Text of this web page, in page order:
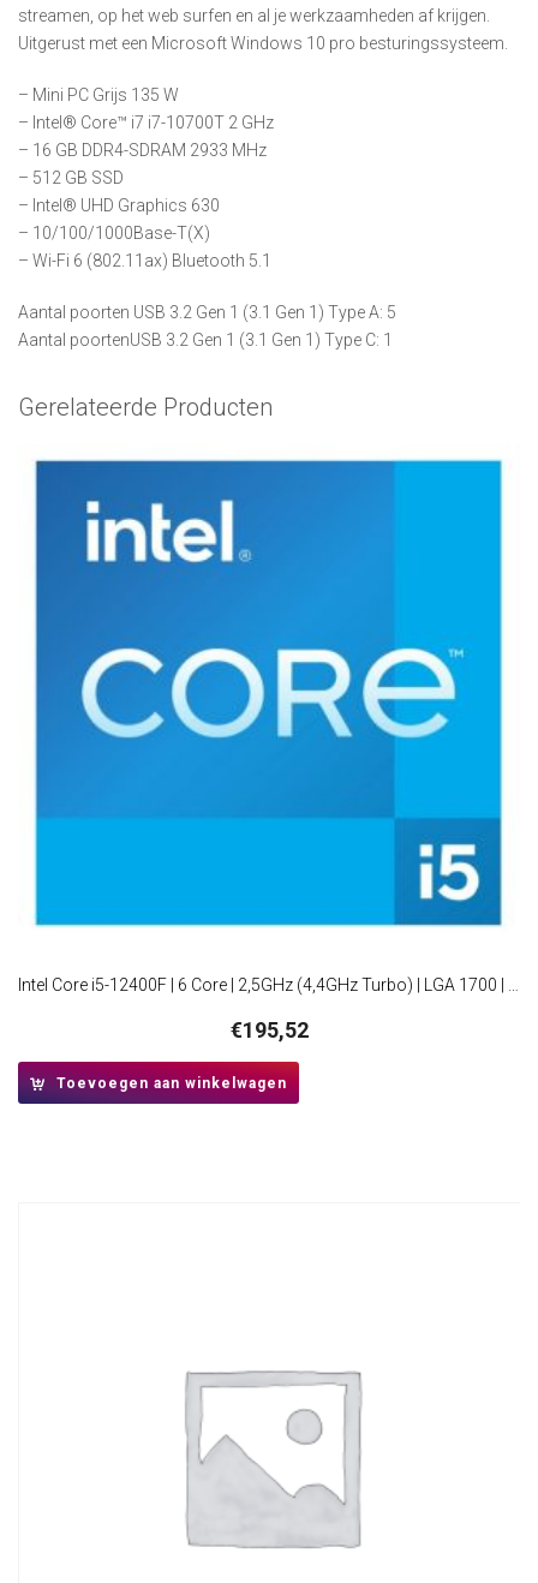
streamen, op het web surfen en al je werkzaamheden af krijgen.
Uitgerust met een Microsoft Windows 10 pro besturingssysteem.
– Mini PC Grijs 135 W
– Intel® Core™ i7 i7-10700T 2 GHz
– 16 GB DDR4-SDRAM 2933 MHz
– 512 GB SSD
– Intel® UHD Graphics 630
– 10/100/1000Base-T(X)
– Wi-Fi 6 (802.11ax) Bluetooth 5.1
Aantal poorten USB 3.2 Gen 1 (3.1 Gen 1) Type A: 5
Aantal poortenUSB 3.2 Gen 1 (3.1 Gen 1) Type C: 1
Gerelateerde Producten
€195,52
Toevoegen aan winkelwagen